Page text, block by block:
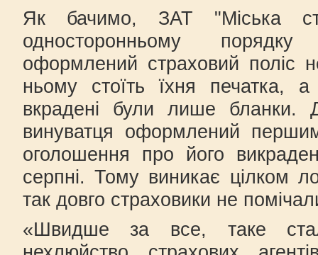
Як бачимо, ЗАТ "Міська
односторонньому
оформлений страховий поліс
ньому стоїть їхня печатка,
вкрадені були лише бланки.
винуватця оформлений
оголошення про його
серпні. Тому виникає цілком
так довго страховики не
«Швидше за все, таке